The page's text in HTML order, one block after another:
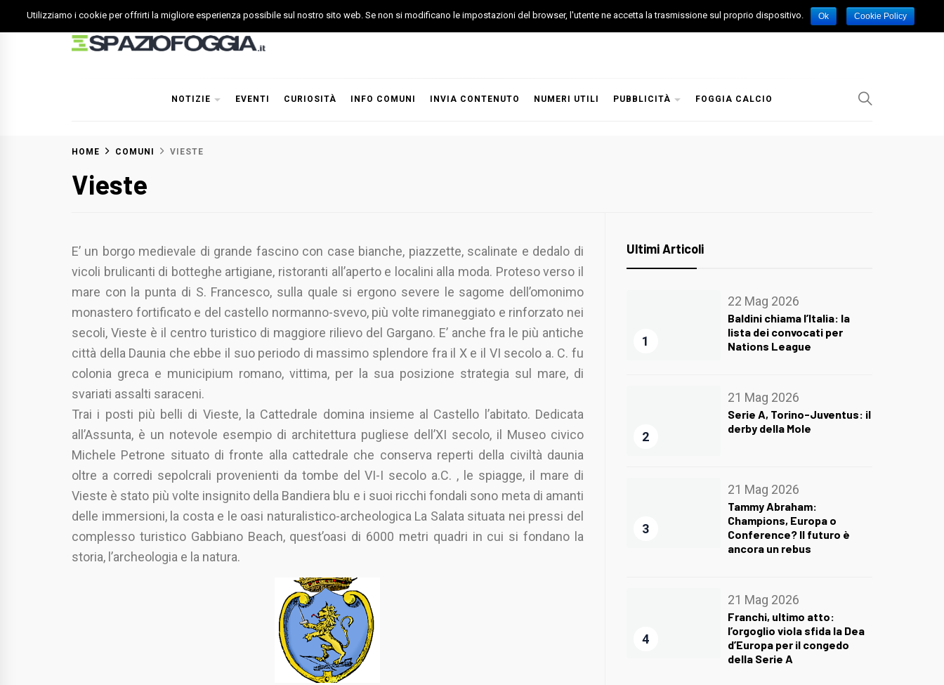
to
NOTIZIE EVENTI CURIOSITÀ INFO COMUNI INVIA CONTENUTO NUMERI UTILI PUBBLICITÀ FOGGIA CALCIO
HOME COMUNI VIESTE
Vieste
E’ un borgo medievale di grande fascino con case bianche, piazzette, scalinate e dedalo di
vicoli brulicanti di botteghe artigiane, ristoranti all’aperto e localini alla moda. Proteso verso il
mare con la punta di S. Francesco, sulla quale si ergono severe le sagome dell’omonimo
monastero fortificato e del castello normanno-svevo, più volte rimaneggiato e rinforzato nei
secoli, Vieste è il centro turistico di maggiore rilievo del Gargano. E’ anche fra le più antiche
città della Daunia che ebbe il suo periodo di massimo splendore fra il X e il VI secolo a. C. fu
colonia greca e municipium romano, vittima, per la sua posizione strategia sul mare, di
svariati assalti saraceni.
Trai i posti più belli di Vieste, la Cattedrale domina insieme al Castello l’abitato. Dedicata
all’Assunta, è un notevole esempio di architettura pugliese dell’XI secolo, il Museo civico
Michele Petrone situato di fronte alla cattedrale che conserva reperti della civiltà daunia
oltre a corredi sepolcrali provenienti da tombe del VI-I secolo a.C. , le spiagge, il mare di
Vieste è stato più volte insignito della Bandiera blu e i suoi ricchi fondali sono meta di amanti
delle immersioni, la costa e le oasi naturalistico-archeologica La Salata situata nei pressi del
complesso turistico Gabbiano Beach, quest’oasi di 6000 metri quadri in cui si fondano la
storia, l’archeologia e la natura.
Ultimi Articoli
1
22 Mag 2026
Baldini chiama l’Italia: la
lista dei convocati per
Nations League
2
21 Mag 2026
Serie A, Torino-Juventus: il
derby della Mole
3
21 Mag 2026
Tammy Abraham:
Champions, Europa o
Conference? Il futuro è
ancora un rebus
4
21 Mag 2026
Franchi, ultimo atto:
l’orgoglio viola sfida la Dea
d’Europa per il congedo
della Serie A
Utilizziamo i cookie per offrirti la migliore esperienza possibile sul nostro sito web. Se non si modificano le impostazioni del browser, l'utente ne accetta la trasmissione sul proprio dispositivo. Ok Cookie Policy